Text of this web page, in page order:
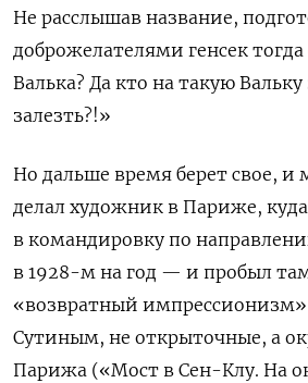
Не расслышав название,
доброжелателями генсек
Валька? Да кто на такую Вальку
залезть?!»
Но дальше время берет свое, и
делал художник в Париже,
в командировку по
в 1928-м на год — и пробыл
«возвратный
Сутиным, не открыточные, а
Парижа («Мост в Сен-Клу. На